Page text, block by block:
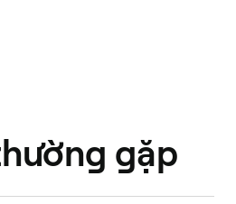
gặp